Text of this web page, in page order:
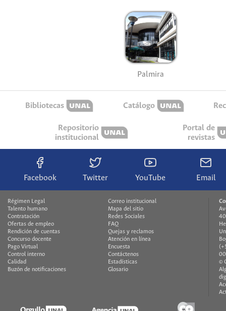
Palmira
Bibliotecas Catálogo
Repositorio
institucional
Portal de
revistas
Facebook Twitter YouTube Email
Régimen Legal
Talento humano
Contratación
Ofertas de empleo
Rendición de cuentas
Concurso docente
Pago Virtual
Control interno
Calidad
Buzón de notificaciones
Correo institucional
Mapa del sitio
Redes Sociales
FAQ
Quejas y reclamos
Atención en línea
Encuesta
Contáctenos
Estadísticas
Glosario
©